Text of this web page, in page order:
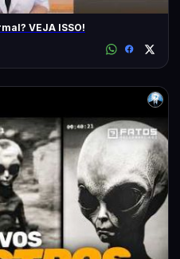
VEJA ISSO!